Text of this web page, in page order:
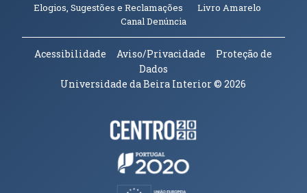
Elogios, Sugestões e Reclamações Livro Amarelo
Canal Denúncia(abre em nova janela)
Acessibilidade Aviso/Privacidade
Proteção de
Dados
Universidade da Beira Interior© 2026
Parceiros e Financiadores